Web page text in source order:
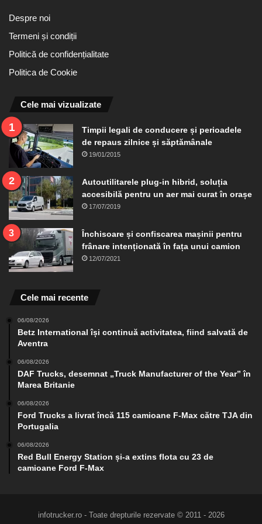
Despre noi
Termeni și condiții
Politică de confidențialitate
Politica de Cookie
Cele mai vizualizate
Timpii legali de conducere și perioadele
de repaus zilnice și săptămânale
19/01/2015
Autoutilitarele plug-in hibrid, soluția
accesibilă pentru un aer mai curat în orașe
17/07/2019
Închisoare și confiscarea mașinii pentru
frânare intenționată în fața unui camion
12/07/2021
Cele mai recente
06/08/2026
Betz International își continuă activitatea, fiind salvată de
Aventra
06/08/2026
DAF Trucks, desemnat „Truck Manufacturer of the Year” în
Marea Britanie
06/08/2026
Ford Trucks a livrat încă 115 camioane F-Max către TJA din
Portugalia
06/08/2026
Red Bull Energy Station și-a extins flota cu 23 de
camioane Ford F-Max
infotrucker.ro - Toate drepturile rezervate © 2011 - 2026